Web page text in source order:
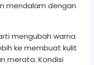
mendalam dengan
mengubah warna
ke membuat kulit
merata. Kondisi